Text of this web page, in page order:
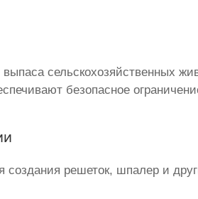
выпаса сельскохозяйственных
безопасное
решеток, шпалер и